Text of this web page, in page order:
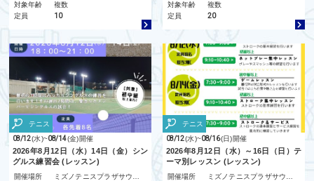
対象年齢
複数
定員
10
対象年齢
複数
定員
20
テニス
08/12(水)~08/14(金)開催
2026年8月12日（水）14日（金）シン
グルス練習会 (レッスン)
開催場所
テニス
08/12(水)~08/16(日)開催
2026年8月12日（水）～16日（日）テ
ーマ別レッスン (レッスン)
開催場所